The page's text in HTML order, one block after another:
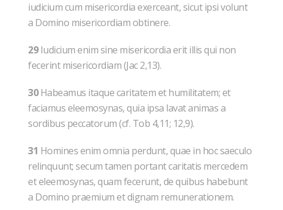
iudicium cum misericordia exerceant, sicut ipsi volunt
a Domino misericordiam obtinere.
29Iudicium enim sine misericordia erit illis qui non
fecerint misericordiam (Jac 2,13).
30Habeamus itaque caritatem et humilitatem; et
faciamus eleemosynas, quia ipsa lavat animas a
sordibus peccatorum (cf. Tob 4,11; 12,9).
31 Homines enim omnia perdunt, quae in hoc saeculo
relinquunt; secum tamen portant caritatis mercedem
et eleemosynas, quam fecerunt, de quibus habebunt
a Domino praemium et dignam remunerationem.